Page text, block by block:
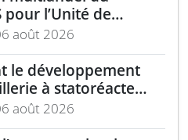
pour l’Unité de
août 2026
le développement
à statoréacteur
août 2026